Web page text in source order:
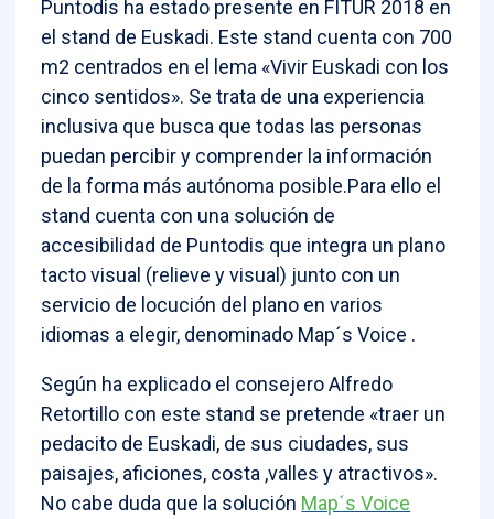
Puntodis ha estado presente en FITUR 2018 en
el stand de Euskadi. Este stand cuenta con 700
m2 centrados en el lema «Vivir Euskadi con los
cinco sentidos». Se trata de una experiencia
inclusiva que busca que todas las personas
puedan percibir y comprender la información
de la forma más autónoma posible.Para ello el
stand cuenta con una solución de
accesibilidad de Puntodis que integra un plano
tacto visual (relieve y visual) junto con un
servicio de locución del plano en varios
idiomas a elegir, denominado Map´s Voice .
Según ha explicado el consejero Alfredo
Retortillo con este stand se pretende «traer un
pedacito de Euskadi, de sus ciudades, sus
paisajes, aficiones, costa ,valles y atractivos».
No cabe duda que la solución Map´s Voice